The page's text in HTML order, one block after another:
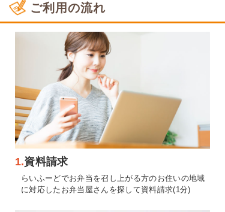
ご利用の流れ
1.資料請求
らいふーどでお弁当を召し上がる方のお住いの地域
に対応したお弁当屋さんを探して資料請求(1分)